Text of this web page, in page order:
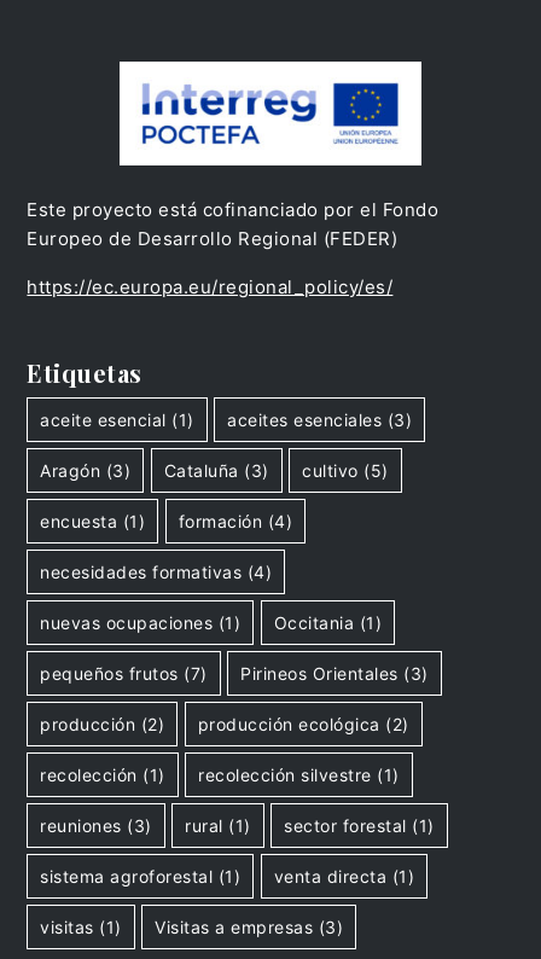
Este proyecto está cofinanciado por el Fondo
Europeo de Desarrollo Regional (FEDER)
https://ec.europa.eu/regional_policy/es/
Etiquetas
aceite esencial (1) aceites esenciales (3)
Aragón (3) Cataluña (3) cultivo (5)
encuesta (1) formación (4)
necesidades formativas (4)
nuevas ocupaciones (1) Occitania (1)
pequeños frutos (7) Pirineos Orientales (3)
producción (2) producción ecológica (2)
recolección (1) recolección silvestre (1)
reuniones (3) rural (1) sector forestal (1)
sistema agroforestal (1) venta directa (1)
visitas (1) Visitas a empresas (3)